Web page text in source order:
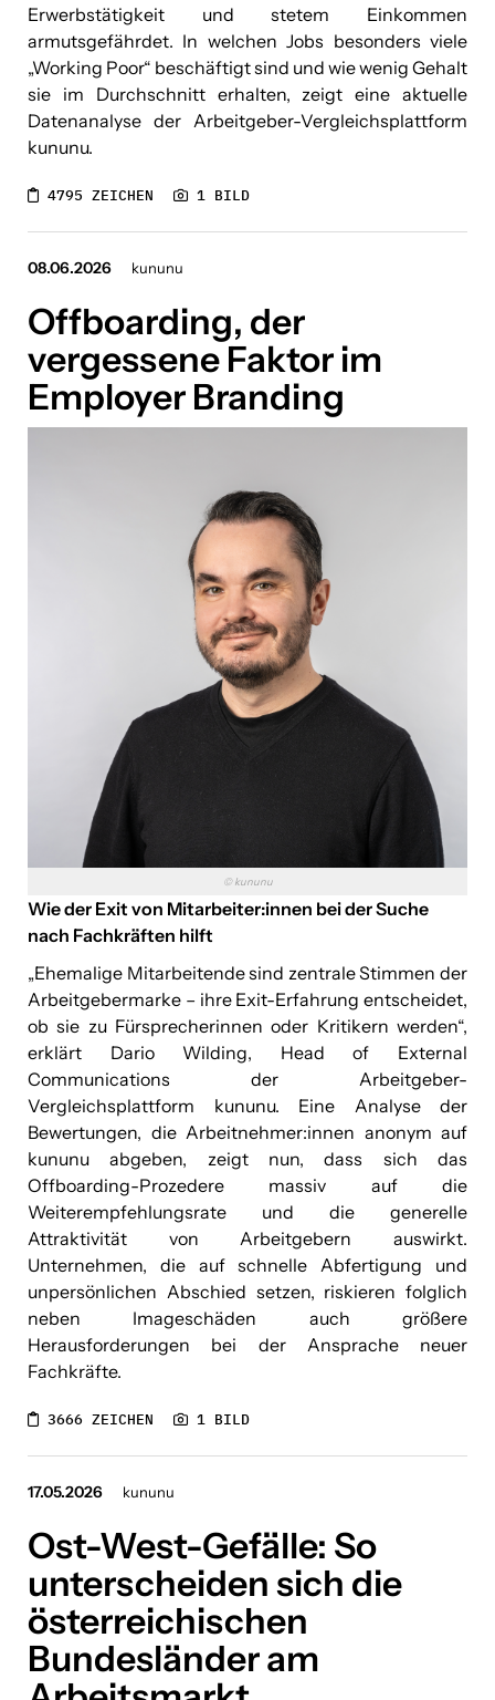
SOLUTO
TiPOS
Venionaire Capital AG
Vila Vita Pannonia
Downloads
Über uns
Kontakt
Erwerbstätigkeit und stetem Einkommen
armutsgefährdet. In welchen Jobs besonders viele
„Working Poor“ beschäftigt sind und wie wenig Gehalt
sie im Durchschnitt erhalten, zeigt eine aktuelle
Datenanalyse der Arbeitgeber-Vergleichsplattform
kununu.
4795 ZEICHEN 1 BILD
08.06.2026 kununu
Offboarding, der
vergessene Faktor im
Employer Branding
© kununu
Wie der Exit von Mitarbeiter:innen bei der Suche
nach Fachkräften hilft
„Ehemalige Mitarbeitende sind zentrale Stimmen der
Arbeitgebermarke – ihre Exit-Erfahrung entscheidet,
ob sie zu Fürsprecherinnen oder Kritikern werden“,
erklärt Dario Wilding, Head of External
Communications der Arbeitgeber-
Vergleichsplattform kununu. Eine Analyse der
Bewertungen, die Arbeitnehmer:innen anonym auf
kununu abgeben, zeigt nun, dass sich das
Offboarding-Prozedere massiv auf die
Weiterempfehlungsrate und die generelle
Attraktivität von Arbeitgebern auswirkt.
Unternehmen, die auf schnelle Abfertigung und
unpersönlichen Abschied setzen, riskieren folglich
neben Imageschäden auch größere
Herausforderungen bei der Ansprache neuer
Fachkräfte.
3666 ZEICHEN 1 BILD
17.05.2026 kununu
Ost-West-Gefälle: So
unterscheiden sich die
österreichischen
Bundesländer am